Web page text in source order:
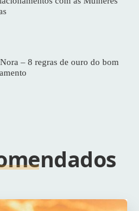
– 8 regras de ouro do bom